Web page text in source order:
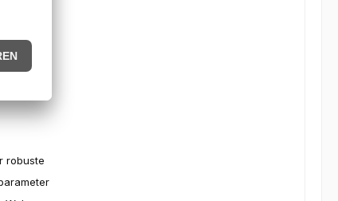
robuste